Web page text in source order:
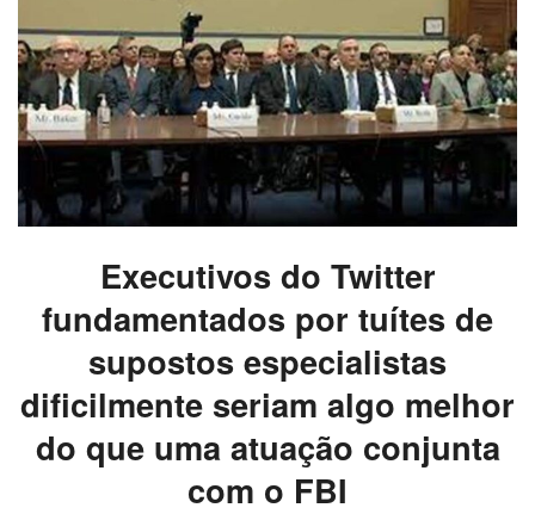
Executivos do Twitter
fundamentados por tuítes de
supostos especialistas
dificilmente seriam algo melhor
do que uma atuação conjunta
com o FBI